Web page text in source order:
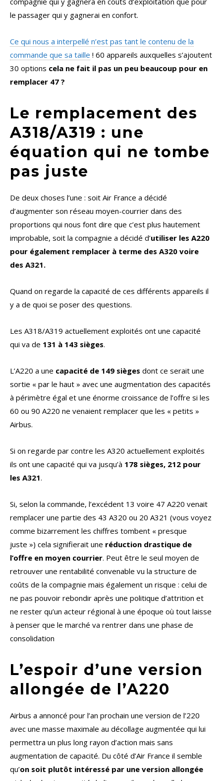
le passager qui y gagnerai en confort.
Ce qui nous a interpellé n’est pas tant le contenu de la
commande que sa taille ! 60 appareils auxquelles s’ajoutent
30 options cela ne fait il pas un peu beaucoup pour en
remplacer 47 ?
Le remplacement des
A318/A319 : une
équation qui ne tombe
pas juste
De deux choses l’une : soit Air France a décidé
d’augmenter son réseau moyen-courrier dans des
proportions qui nous font dire que c’est plus hautement
improbable, soit la compagnie a décidé d’utiliser les A220
pour également remplacer à terme des A320 voire
des A321.
Quand on regarde la capacité de ces différents appareils il
y a de quoi se poser des questions.
Les A318/A319 actuellement exploités ont une capacité
qui va de 131 à 143 sièges.
L’A220 a une capacité de 149 sièges dont ce serait une
sortie « par le haut » avec une augmentation des capacités
à périmètre égal et une énorme croissance de l’offre si les
60 ou 90 A220 ne venaient remplacer que les « petits »
Airbus.
Si on regarde par contre les A320 actuellement exploités
ils ont une capacité qui va jusqu’à 178 sièges, 212 pour
les A321.
Si, selon la commande, l’excédent 13 voire 47 A220 venait
remplacer une partie des 43 A320 ou 20 A321 (vous voyez
comme bizarrement les chiffres tombent « presque
juste ») cela signifierait une réduction drastique de
l’offre en moyen courrier. Peut être le seul moyen de
retrouver une rentabilité convenable vu la structure de
coûts de la compagnie mais également un risque : celui de
ne pas pouvoir rebondir après une politique d’attrition et
ne rester qu’un acteur régional à une époque où tout laisse
à penser que le marché va rentrer dans une phase de
consolidation
L’espoir d’une version
allongée de l’A220
Airbus a annoncé pour l’an prochain une version de l’220
avec une masse maximale au décollage augmentée qui lui
permettra un plus long rayon d’action mais sans
augmentation de capacité. Du côté d’Air France il semble
qu’on soit plutôt intéressé par une version allongée